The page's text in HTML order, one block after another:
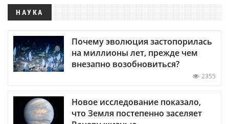
НАУКА
Почему эволюция застопорилась
на миллионы лет, прежде чем
внезапно возобновиться?
2355
Новое исследование показало,
что Земля постепенно заселяет